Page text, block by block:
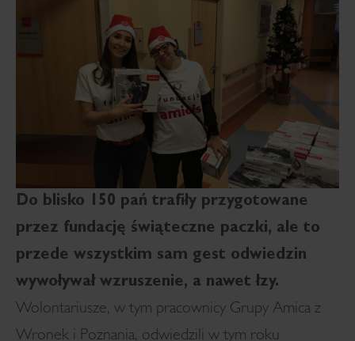
Do blisko 150 pań trafiły przygotowane
przez fundację świąteczne paczki, ale to
przede wszystkim sam gest odwiedzin
wywoływał wzruszenie, a nawet łzy.
Wolontariusze, w tym pracownicy Grupy Amica z
Wronek i Poznania, odwiedzili w tym roku